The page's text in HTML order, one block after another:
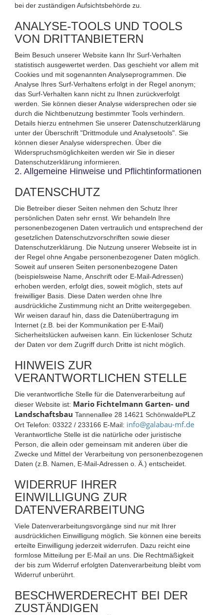
bei der zuständigen Aufsichtsbehörde zu.
ANALYSE-TOOLS UND TOOLS
VON DRITTANBIETERN
Beim Besuch unserer Website kann Ihr Surf-Verhalten
statistisch ausgewertet werden. Das geschieht vor allem mit
Cookies und mit sogenannten Analyseprogrammen. Die
Analyse Ihres Surf-Verhaltens erfolgt in der Regel anonym;
das Surf-Verhalten kann nicht zu Ihnen zurückverfolgt
werden. Sie können dieser Analyse widersprechen oder sie
durch die Nichtbenutzung bestimmter Tools verhindern.
Details hierzu entnehmen Sie unserer Datenschutzerklärung
unter der Überschrift "Drittmodule und Analysetools". Sie
können dieser Analyse widersprechen. Über die
Widerspruchsmöglichkeiten werden wir Sie in dieser
Datenschutzerklärung informieren.
2. Allgemeine Hinweise und Pflichtinformationen
DATENSCHUTZ
Die Betreiber dieser Seiten nehmen den Schutz Ihrer
persönlichen Daten sehr ernst. Wir behandeln Ihre
personenbezogenen Daten vertraulich und entsprechend der
gesetzlichen Datenschutzvorschriften sowie dieser
Datenschutzerklärung. Die Nutzung unserer Webseite ist in
der Regel ohne Angabe personenbezogener Daten möglich.
Soweit auf unseren Seiten personenbezogene Daten
(beispielsweise Name, Anschrift oder E-Mail-Adressen)
erhoben werden, erfolgt dies, soweit möglich, stets auf
freiwilliger Basis. Diese Daten werden ohne Ihre
ausdrückliche Zustimmung nicht an Dritte weitergegeben.
Wir weisen darauf hin, dass die Datenübertragung im
Internet (z.B. bei der Kommunikation per E-Mail)
Sicherheitslücken aufweisen kann. Ein lückenloser Schutz
der Daten vor dem Zugriff durch Dritte ist nicht möglich.
HINWEIS ZUR
VERANTWORTLICHEN STELLE
Die verantwortliche Stelle für die Datenverarbeitung auf
dieser Website ist: Mario Fichtelmann Garten- und
Landschaftsbau Tannenallee 28 14621 SchönwaldePLZ
Ort Telefon: 03322 / 233166 E-Mail: info@galabau-mf.de
Verantwortliche Stelle ist die natürliche oder juristische
Person, die allein oder gemeinsam mit anderen über die
Zwecke und Mittel der Verarbeitung von personenbezogenen
Daten (z.B. Namen, E-Mail-Adressen o. Ä.) entscheidet.
WIDERRUF IHRER
EINWILLIGUNG ZUR
DATENVERARBEITUNG
Viele Datenverarbeitungsvorgänge sind nur mit Ihrer
ausdrücklichen Einwilligung möglich. Sie können eine bereits
erteilte Einwilligung jederzeit widerrufen. Dazu reicht eine
formlose Mitteilung per E-Mail an uns. Die Rechtmäßigkeit
der bis zum Widerruf erfolgten Datenverarbeitung bleibt vom
Widerruf unberührt.
BESCHWERDERECHT BEI DER
ZUSTÄNDIGEN